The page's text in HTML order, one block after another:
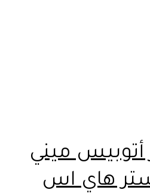
أتوبيس ميني
هاي اس